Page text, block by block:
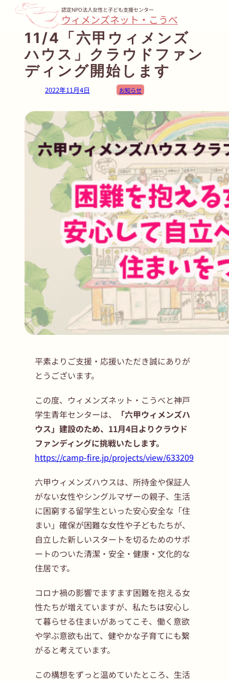
認定NPO法人女性と子ども支援センター
ウィメンズネット・こうべ
11/4「六甲ウィメンズ
ハウス」クラウドファン
ディング開始します
2022年11月4日 お知らせ
平素よりご支援・応援いただき誠にありが
とうございます。
この度、ウィメンズネット・こうべと神戸
学生青年センターは、
「六甲ウィメンズハ
ウス」建設のため、11月4日よりクラウド
ファンディングに挑戦いたします。
https://camp-fire.jp/projects/view/633209
六甲ウィメンズハウスは、所持金や保証人
がない女性やシングルマザーの親子、生活
に困窮する留学生といった安心安全な「住
まい」確保が困難な女性や子どもたちが、
自立した新しいスタートを切るためのサポ
ートのついた清潔・安全・健康・文化的な
住居です。
コロナ禍の影響でますます困難を抱える女
性たちが増えていますが、私たちは安心し
て暮らせる住まいがあってこそ、働く意欲
や学ぶ意欲も出て、健やかな子育てにも繋
がると考えています。
この構想をずっと温めていたところ、生活